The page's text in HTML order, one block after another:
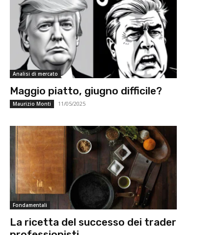
Analisi di mercato
Maggio piatto, giugno difficile?
Maurizio Monti 11/05/2025
Fondamentali
La ricetta del successo dei trader